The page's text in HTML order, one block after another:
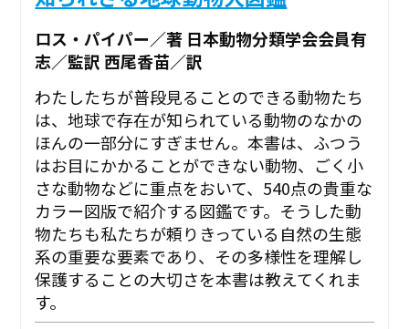
ロス・パイパー／著 日本動物分類学会会員有
志／監訳 西尾香苗／訳
わたしたちが普段見ることのできる動物たち
は、地球で存在が知られている動物のなかの
ほんの一部分にすぎません。本書は、ふつう
はお目にかかることができない動物、ごく小
さな動物などに重点をおいて、540点の貴重な
カラー図版で紹介する図鑑です。そうした動
物たちも私たちが頼りきっている自然の生態
系の重要な要素であり、その多様性を理解し
保護することの大切さを本書は教えてくれま
す。